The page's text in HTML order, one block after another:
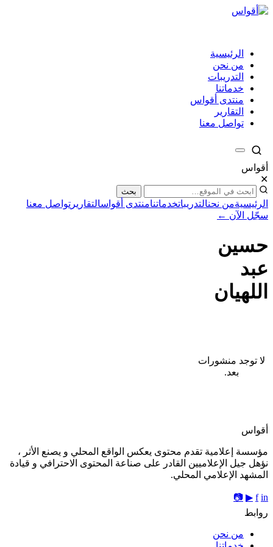
الرئيسية
من نحن
التدريبات
خدماتنا
منتدى أقواس
التقارير
تواصل معنا
أقواس
✕
بحث
الرئيسيةمن نحنالتدريباتخدماتنامنتدى أقواسالتقارير تواصل معنا
سجّل الآن ←
حسين
عبد
اللهيان
لا توجد منشورات
بعد.
أقواس
مؤسسة إعلامية تقدم محتوى يعكس الواقع المحلي و يصنع الأثر ،
نؤهل جيل الإعلاميين القادر على صناعة المحتوى الاحترافي و قيادة
المشهد الإعلامي المحلي.
f in
▶
📷
روابط
من نحن